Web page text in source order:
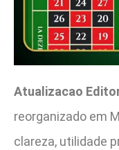
Atualizacao
reorganizado em
clareza, utilidade